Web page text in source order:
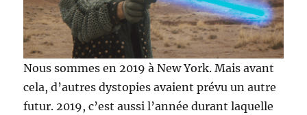
Nous sommes en 2019 à New York. Mais avant
cela, d’autres dystopies avaient prévu un autre
futur. 2019, c’est aussi l’année durant laquelle